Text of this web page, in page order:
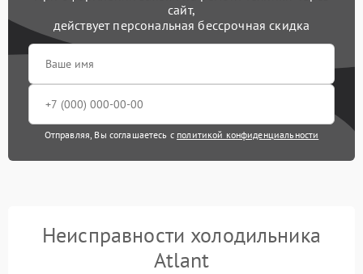
сайт,
действует персональная бессрочная скидка
Отправляя, Вы соглашаетесь с политикой конфиденциальности
Неисправности холодильника
Atlant